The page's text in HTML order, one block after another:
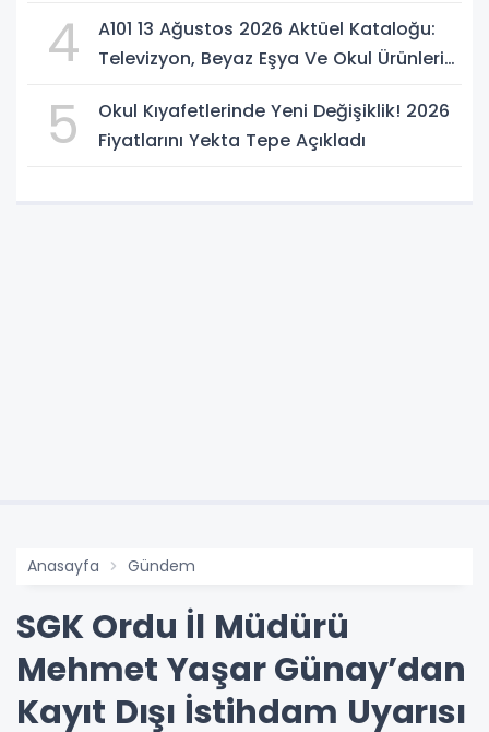
4
A101 13 Ağustos 2026 Aktüel Kataloğu:
Televizyon, Beyaz Eşya Ve Okul Ürünleri
5
Okul Kıyafetlerinde Yeni Değişiklik! 2026
Fiyatlarını Yekta Tepe Açıkladı
Anasayfa Gündem
SGK Ordu İl Müdürü
Mehmet Yaşar Günay’dan
Kayıt Dışı İstihdam Uyarısı